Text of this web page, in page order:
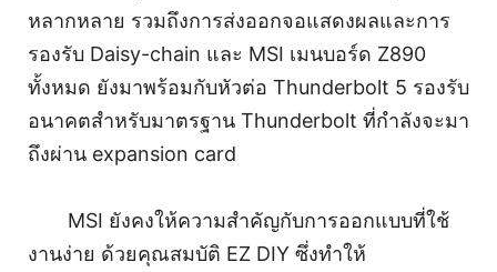
หลากหลาย รวมถึงการส่งออกจอแสดงผลและการ
รองรับ Daisy-chain และ MSI เมนบอร์ด Z890
ทั้งหมด ยังมาพร้อมกับหัวต่อ Thunderbolt 5 รองรับ
อนาคตสำหรับมาตรฐาน Thunderbolt ที่กำลังจะมา
ถึงผ่าน expansion card
MSI ยังคงให้ความสำคัญกับการออกแบบที่ใช้
งานง่าย ด้วยคุณสมบัติ EZ DIY ซึ่งทำให้